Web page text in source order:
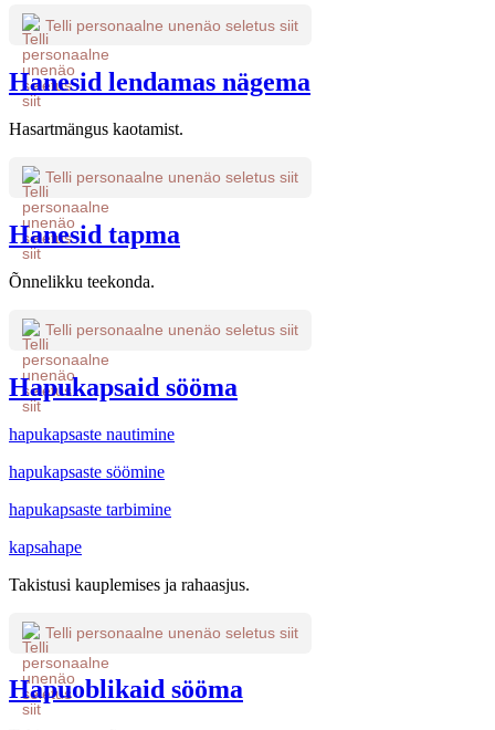
Telli personaalne unenäo seletus siit
Hanesid lendamas nägema
Hasartmängus kaotamist.
Telli personaalne unenäo seletus siit
Hanesid tapma
Õnnelikku teekonda.
Telli personaalne unenäo seletus siit
Hapukapsaid sööma
hapukapsaste nautimine
hapukapsaste söömine
hapukapsaste tarbimine
kapsahape
Takistusi kauplemises ja rahaasjus.
Telli personaalne unenäo seletus siit
Hapuoblikaid sööma